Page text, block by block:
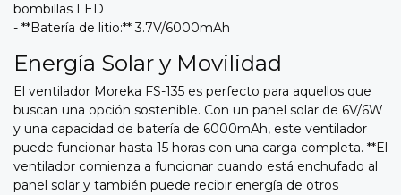
bombillas LED
- **Batería de litio:** 3.7V/6000mAh
Energía Solar y Movilidad
El ventilador Moreka FS-135 es perfecto para aquellos que
buscan una opción sostenible. Con un panel solar de 6V/6W
y una capacidad de batería de 6000mAh, este ventilador
puede funcionar hasta 15 horas con una carga completa. **El
ventilador comienza a funcionar cuando está enchufado al
panel solar y también puede recibir energía de otros